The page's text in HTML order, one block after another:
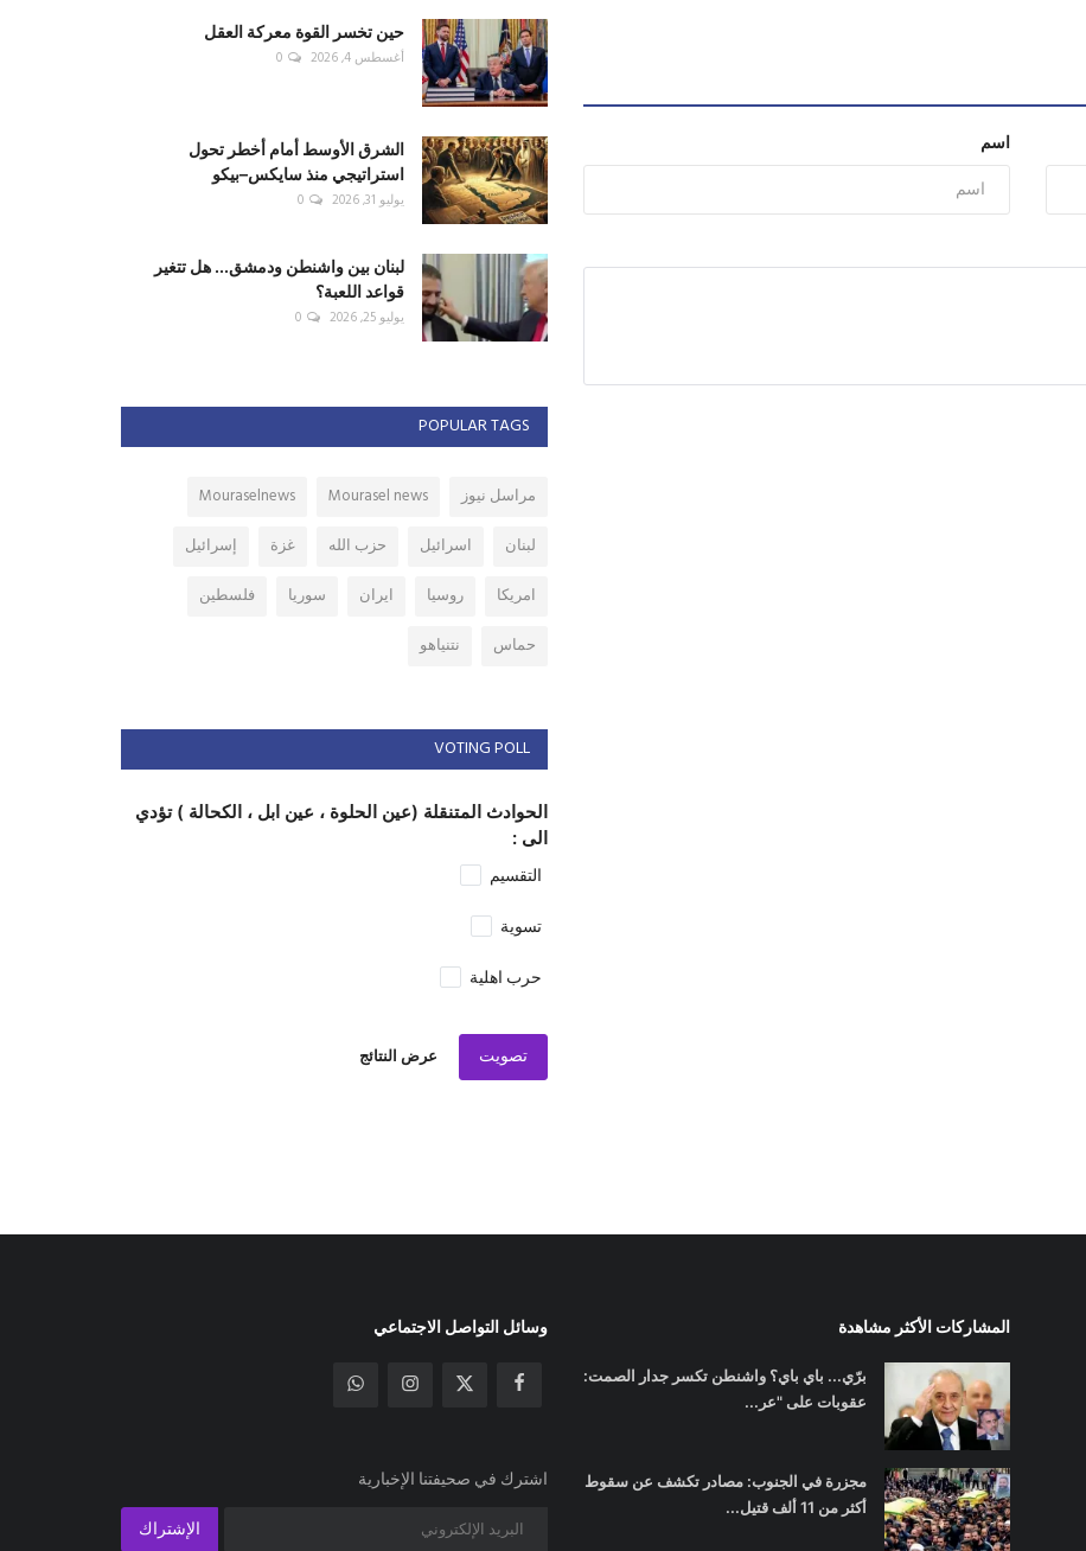
اسم
حين تخسر القوة معركة العقل
أغسطس 4, 2026 0
الشرق الأوسط أمام أخطر تحول
استراتيجي منذ سايكس–بيكو
يوليو 31, 2026 0
لبنان بين واشنطن ودمشق... هل تتغير
قواعد اللعبة؟
يوليو 25, 2026 0
POPULAR TAGS
مراسل نيوز Mourasel news
Mouraselnews
لبنان
اسرائيل حزب الله غزة
إسرائيل
امريكا
روسيا ايران سوريا
فلسطين
حماس
نتنياهو
VOTING POLL
الحوادث المتنقلة (عين الحلوة ، عين ابل ، الكحالة ) تؤدي
الى :
التقسيم
تسوية
حرب اهلية
تصويت عرض النتائج
المشاركات الأكثر مشاهدة
برّي... باي باي؟ واشنطن تكسر جدار الصمت:
عقوبات على "عر...
مجزرة في الجنوب: مصادر تكشف عن سقوط
أكثر من 11 ألف قتيل...
وسائل التواصل الاجتماعي
اشترك في صحيفتنا الإخبارية
الإشتراك